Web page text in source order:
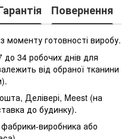
Повернення
моменту готовності виробу.
до 34 робочих днів для
від обраної тканини
Делівері, Meest (на
до будинку).
виробника або